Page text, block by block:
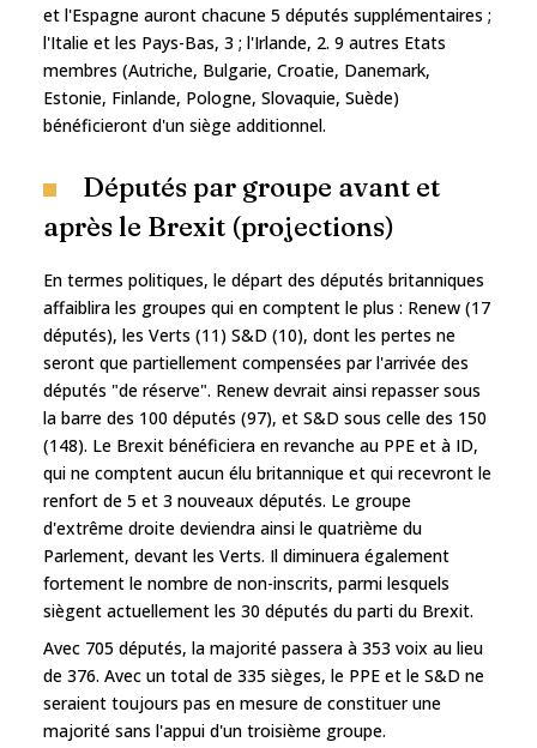
et l'Espagne auront chacune 5 députés supplémentaires ;
l'Italie et les Pays-Bas, 3 ; l'Irlande, 2. 9 autres Etats
membres (Autriche, Bulgarie, Croatie, Danemark,
Estonie, Finlande, Pologne, Slovaquie, Suède)
bénéficieront d'un siège additionnel.
Députés par groupe avant et
après le Brexit (projections)
En termes politiques, le départ des députés britanniques
affaiblira les groupes qui en comptent le plus : Renew (17
députés), les Verts (11) S&D (10), dont les pertes ne
seront que partiellement compensées par l'arrivée des
députés "de réserve". Renew devrait ainsi repasser sous
la barre des 100 députés (97), et S&D sous celle des 150
(148). Le Brexit bénéficiera en revanche au PPE et à ID,
qui ne comptent aucun élu britannique et qui recevront le
renfort de 5 et 3 nouveaux députés. Le groupe
d'extrême droite deviendra ainsi le quatrième du
Parlement, devant les Verts. Il diminuera également
fortement le nombre de non-inscrits, parmi lesquels
siègent actuellement les 30 députés du parti du Brexit.
Avec 705 députés, la majorité passera à 353 voix au lieu
de 376. Avec un total de 335 sièges, le PPE et le S&D ne
seraient toujours pas en mesure de constituer une
majorité sans l'appui d'un troisième groupe.